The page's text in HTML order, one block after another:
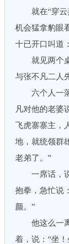
就在“穿云
机会猛拿豹眼
十已开口叫道
就见两个桌
与张不凡二人
六个人一落
凡对他的老婆
飞虎寨寨主，
地，就统领群
老弟了。”
一席话，说
抱拳，急忙说
颜。”
他这么一离
着，说：“坐